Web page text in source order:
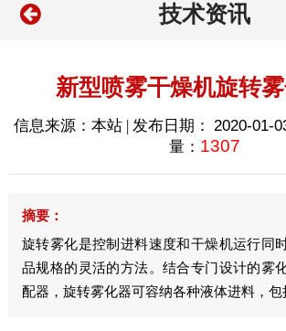
技术资讯
新型喷雾干燥机旋转
信息来源：本站 | 发布日期： 2020-01-
量： 1307
摘要：
旋转雾化是控制进料速度和干燥机运行同
品规格的灵活的方法。结合专门设计的雾
配器，旋转雾化器可容纳各种液体进料，包